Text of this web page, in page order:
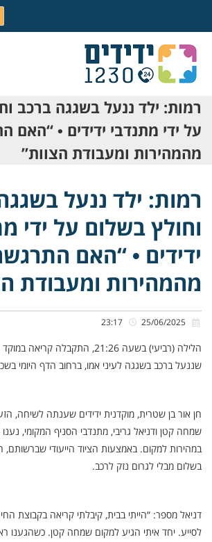
רמות: ילד ננעל בשגגה ברכב
על ידי מתנדבי ידידים • “האם
מהמהירות ומעבודת הצוות”
רמות: ילד ננעל
וחולץ בשלום על ידי
ידידים • “האם
מהמהירות ומעבודת
הלילה (רביעי) בשעה 21:26, התקבלה
שננעל ברכב בשגגה לעיני אמו, ברחוב הדף היומי
חן אור בן שטרית, מוקדנית ידידים שענתה לשיחה,
שמחה קטן ודניאל גריבי, מתנדבי הסניף המקומי, נענו
במהירות למקום. באמצעות הציוד הייעודי שברשותם,
בשלום מבלי לגרום נזק לרכב.
דניאל מספר: “הייתי בבית, קיבלתי קריאה בקבוצת
לסייע. יחד איתי הגיע למקום שמחה קטן. כשהגענו